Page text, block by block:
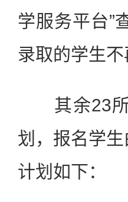
学服务平台”
录取的学生
其余23
划，报名学
计划如下：